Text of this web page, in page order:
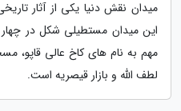
میدان نقش دنیا یکی از آثار
این میدان مستطیلی شکل در
مهم به نام های کاخ عالی
لطف الله و بازار قیصریه است.